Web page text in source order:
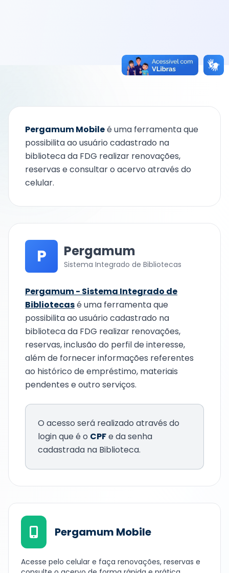
Pergamum Mobileé uma ferramenta que
possibilita ao usuário cadastrado na
biblioteca da FDG realizar renovações,
reservas e consultar o acervo através do
celular.
P Pergamum
Sistema Integrado de Bibliotecas
Pergamum - Sistema Integrado de
Bibliotecasé uma ferramenta que
possibilita ao usuário cadastrado na
biblioteca da FDG realizar renovações,
reservas, inclusão do perfil de interesse,
além de fornecer informações referentes
ao histórico de empréstimo, materiais
pendentes e outro serviços.
O acesso será realizado através do
login que é o CPFe da senha
cadastrada na Biblioteca.
Pergamum Mobile
Acesse pelo celular e faça renovações, reservas e